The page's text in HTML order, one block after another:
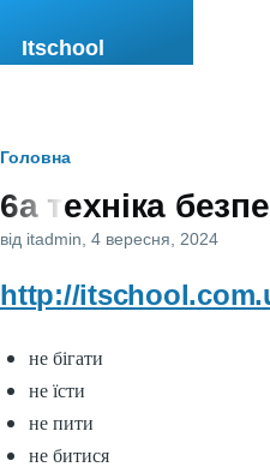
Itschool
Рядок
навіґації
Головна
6а техніка
від itadmin , 4 вересня, 2024
http://
не бігати
не їсти
не пити
не битися